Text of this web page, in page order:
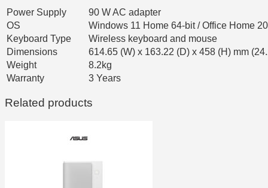
Power Supply
90 W AC adapter
OS
Windows 11 Home 64-bit / Office Home
Keyboard Type
Wireless keyboard and mouse
Dimensions
614.65 (W) x 163.22 (D) x 458 (H) mm
Weight
8.2kg
Warranty
3 Years
Related products